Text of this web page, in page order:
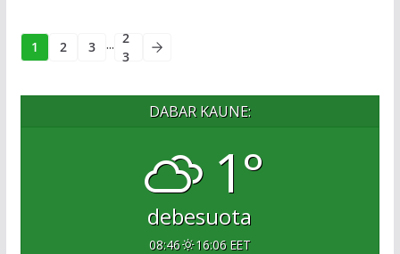
1 2 3 ... 2
3
DABAR KAUNE:
1°
debesuota
08:46 16:06 EET